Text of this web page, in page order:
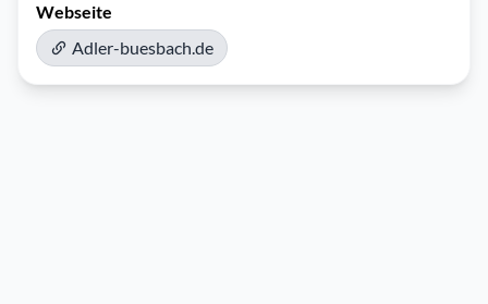
Webseite
Adler-buesbach.de